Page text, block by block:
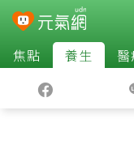
焦點 養生 醫